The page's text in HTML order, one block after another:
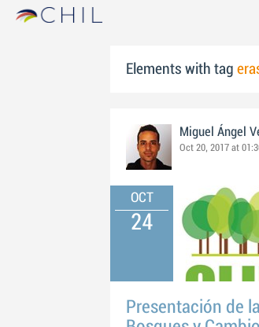
Elements with tag
Miguel Ángel
Oct 20, 2017 at
OCT
24
Presentación de